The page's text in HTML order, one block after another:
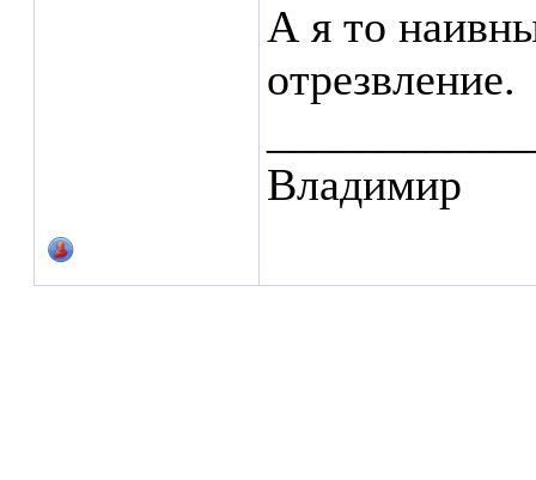
А я то
отрезвление.
Владимир